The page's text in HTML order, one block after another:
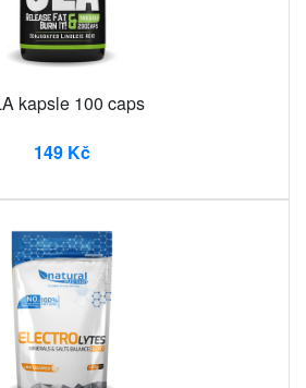
kapsle 100 caps
149 Kč